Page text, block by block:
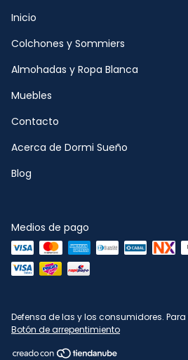
Inicio
Colchones y Sommiers
Almohadas y Ropa Blanca
Muebles
Contacto
Acerca de Dormi Sueño
Blog
Medios de pago
Defensa de las y los consumidores.
Botón de arrepentimiento